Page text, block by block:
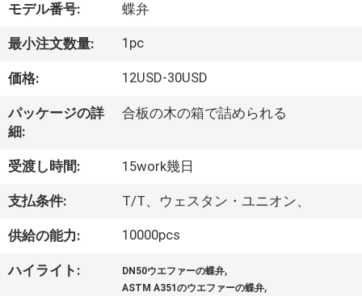
私
に
つ
い
て
工
場
モデル番号: 蝶弁
最小注文数量: 1pc
価格: 12USD-30USD
パッケージの詳
細:
合板の木の箱で詰められる
受渡し時間: 15work幾日
支払条件: T/T、ウェスタン・ユニオン、
供給の能力: 10000pcs
ハイライト: DN50ウエファーの蝶弁,
ASTM A351のウエファーの蝶弁,